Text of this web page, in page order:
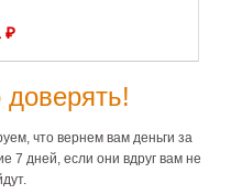
₽
что вернем вам деньги за
7 дней, если они вдруг вам не